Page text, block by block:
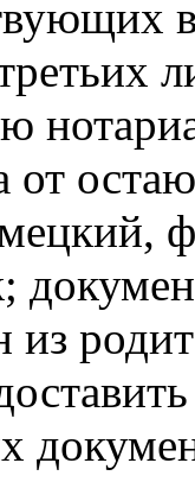
от
из